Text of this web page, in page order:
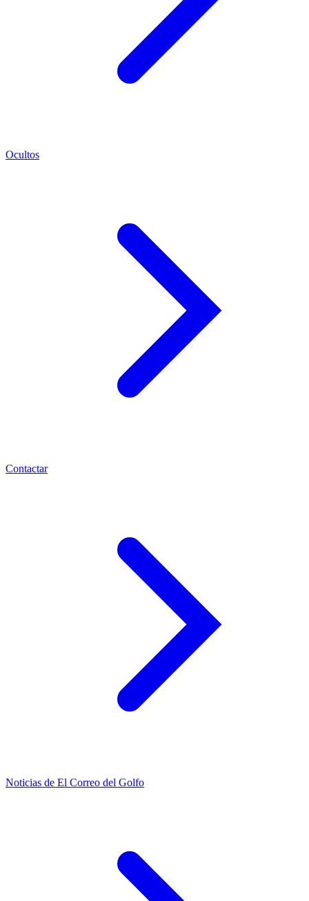
Ocultos
Contactar
Noticias de El Correo del Golfo